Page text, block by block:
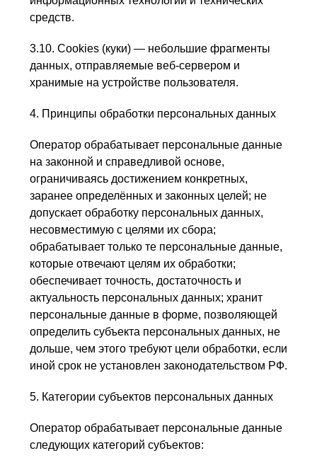
средств.
3.10. Cookies (куки) — небольшие фрагменты
данных, отправляемые веб-сервером и
хранимые на устройстве пользователя.
4. Принципы обработки персональных данных
Оператор обрабатывает персональные данные
на законной и справедливой основе,
ограничиваясь достижением конкретных,
заранее определённых и законных целей; не
допускает обработку персональных данных,
несовместимую с целями их сбора;
обрабатывает только те персональные данные,
которые отвечают целям их обработки;
обеспечивает точность, достаточность и
актуальность персональных данных; хранит
персональные данные в форме, позволяющей
определить субъекта персональных данных, не
дольше, чем этого требуют цели обработки, если
иной срок не установлен законодательством РФ.
5. Категории субъектов персональных данных
Оператор обрабатывает персональные данные
следующих категорий субъектов: